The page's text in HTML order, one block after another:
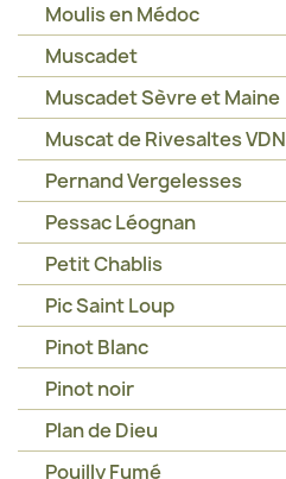
Moulis en Médoc
Muscadet
Muscadet Sèvre et Maine
Muscat de Rivesaltes VDN
Pernand Vergelesses
Pessac Léognan
Petit Chablis
Pic Saint Loup
Pinot Blanc
Pinot noir
Plan de Dieu
Pouilly Fumé